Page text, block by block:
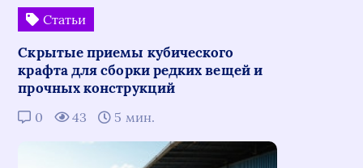
Статьи
Скрытые приемы кубического
крафта для сборки редких вещей и
прочных конструкций
0 43 5 мин.